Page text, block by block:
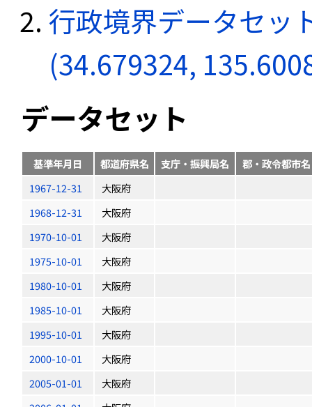
行政境界データセッ
(34.679324,
データセット
基準年月日 都道府県名 支庁・振興局名
郡・政令都市名
1967-12-31
大阪府
1968-12-31
大阪府
1970-10-01
大阪府
1975-10-01
大阪府
1980-10-01
大阪府
1985-10-01
大阪府
1995-10-01
大阪府
2000-10-01
大阪府
2005-01-01
大阪府